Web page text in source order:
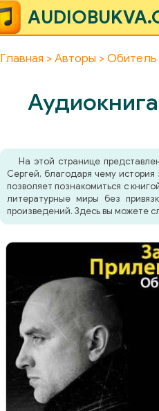
Главная Авторы Обитель
На этой странице
Сергей, благодаря чему
позволяет познакомиться с
литературные миры без
произведений. Здесь вы можете